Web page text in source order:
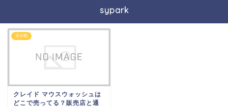
sypark
未分類
クレイド マウスウォッシュは
どこで売ってる？販売店と通